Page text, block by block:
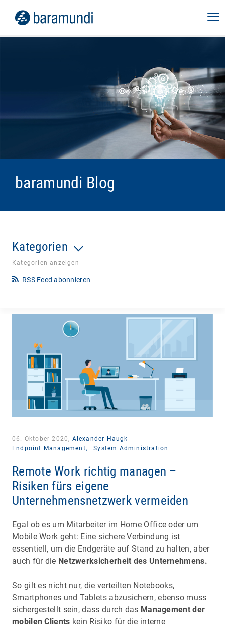
baramundi Blog
Kategorien
Kategorien anzeigen
RSS Feed abonnieren
06. Oktober 2020, Alexander Haugk
Endpoint Management,
System Administration
Remote Work richtig managen –
Risiken fürs eigene
Unternehmensnetzwerk vermeiden
Egal ob es um Mitarbeiter im Home Office oder um
Mobile Work geht: Eine sichere Verbindung ist
essentiell, um die Endgeräte auf Stand zu halten, aber
auch für die Netzwerksicherheit des Unternehmens.
So gilt es nicht nur, die verteilten Notebooks,
Smartphones und Tablets abzusichern, ebenso muss
sichergestellt sein, dass durch das Management der
mobilen Clients kein Risiko für die interne